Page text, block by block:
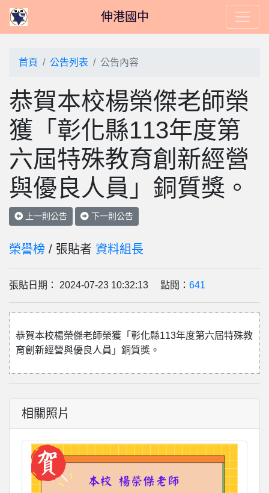
伸港國中
首頁 公告列表 公告內容
恭賀本校楊榮傑老師榮
獲「彰化縣113年度第
六屆特殊教育創新經營
與優良人員」銅質獎。
上一則公告 下一則公告
榮譽榜 / 張貼者 資料組長
張貼日期： 2024-07-23 10:32:13 點閱： 641
恭賀本校楊榮傑老師榮獲「彰化縣113年度第六屆特殊教
育創新經營與優良人員」銅質獎。
相關照片